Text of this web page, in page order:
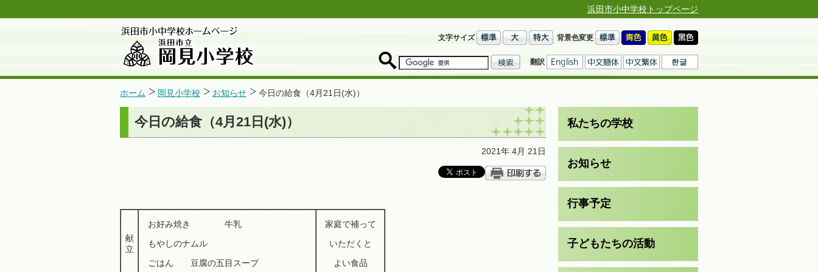
浜田市小中学校トップページ
文字サイズ 背景色変更
翻訳
ホーム 岡見小学校 お知らせ 今日の給食（4月21日(水)）
今日の給食（4月21日(水)）
2021年 4月 21日
献
立
お好み焼き 牛乳
もやしのナムル
ごはん 豆腐の五目スープ
家庭で補って
いただくと
よい食品
私たちの学校
お知らせ
行事予定
子どもたちの活動